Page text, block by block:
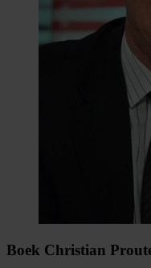
Boek Christian